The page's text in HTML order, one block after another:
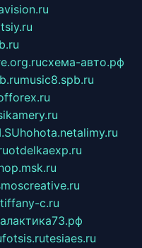
схема-авто.рф
music8.spb.ru
hohota.netalimy.ru
otdelkaexp.ru
tiffany-c.ru
fotsis.rutesiaes.ru